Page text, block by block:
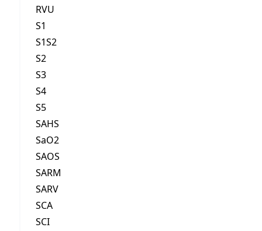
RVU
S1
S1S2
S2
S3
S4
S5
SAHS
SaO2
SAOS
SARM
SARV
SCA
SCI